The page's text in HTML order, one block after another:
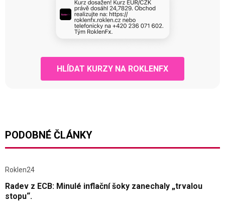
HLÍDAT KURZY NA ROKLENFX
PODOBNÉ ČLÁNKY
Roklen24
Radev z ECB: Minulé inflační šoky zanechaly „trvalou
stopu“.